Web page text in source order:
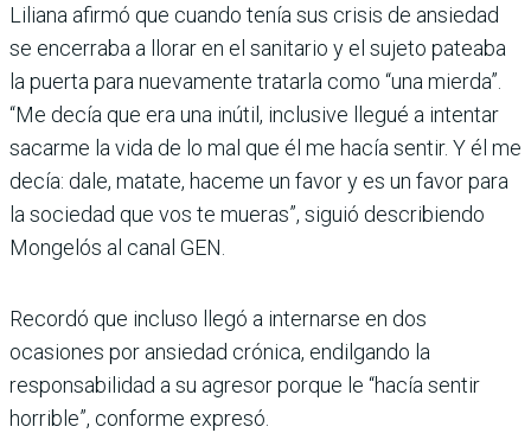
Liliana afirmó que cuando tenía sus crisis de ansiedad
se encerraba a llorar en el sanitario y el sujeto pateaba
la puerta para nuevamente tratarla como “una mierda”.
“Me decía que era una inútil, inclusive llegué a intentar
sacarme la vida de lo mal que él me hacía sentir. Y él me
decía: dale, matate, haceme un favor y es un favor para
la sociedad que vos te mueras”, siguió describiendo
Mongelós al canal GEN.
Recordó que incluso llegó a internarse en dos
ocasiones por ansiedad crónica, endil­gando la
responsabilidad a su agresor porque le “hacía sentir
horrible”, conforme expresó.